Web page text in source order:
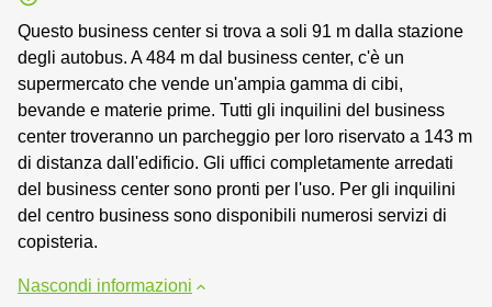
Questo business center si trova a soli 91 m dalla stazione
degli autobus. A 484 m dal business center, c'è un
supermercato che vende un'ampia gamma di cibi,
bevande e materie prime. Tutti gli inquilini del business
center troveranno un parcheggio per loro riservato a 143 m
di distanza dall'edificio. Gli uffici completamente arredati
del business center sono pronti per l'uso. Per gli inquilini
del centro business sono disponibili numerosi servizi di
copisteria.
Nascondi informazioni